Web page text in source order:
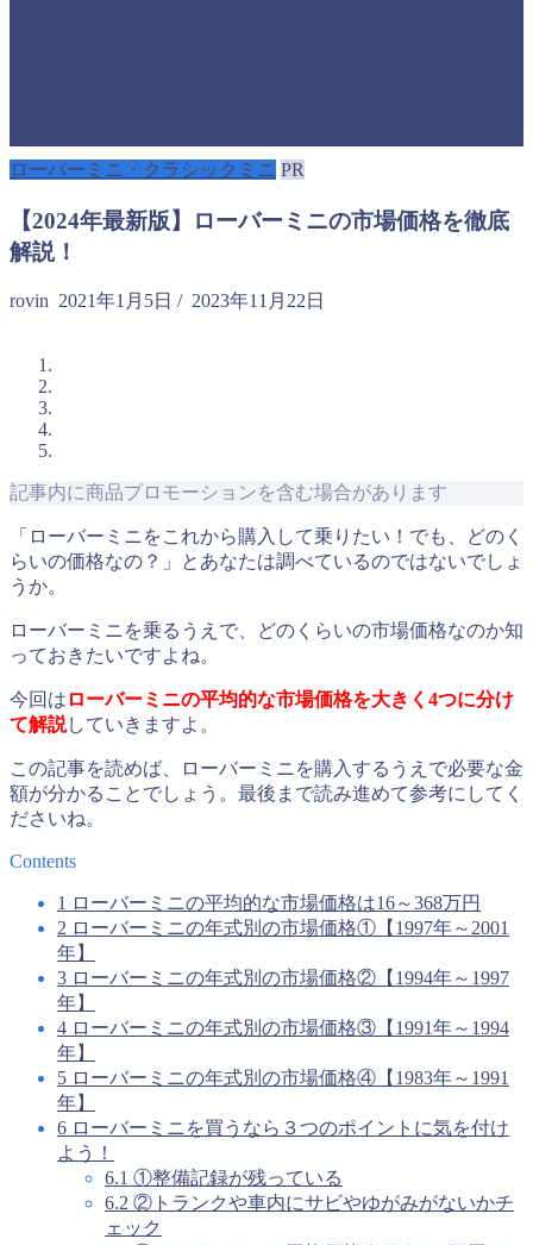
ローバーミニ・クラシックミニ PR
【2024年最新版】ローバーミニの市場価格を徹底
解説！
rovin 2021年1月5日 / 2023年11月22日
記事内に商品プロモーションを含む場合があります
「ローバーミニをこれから購入して乗りたい！でも、どのく
らいの価格なの？」とあなたは調べているのではないでしょ
うか。
ローバーミニを乗るうえで、どのくらいの市場価格なのか知
っておきたいですよね。
今回は ローバーミニの平均的な市場価格を大きく4つに分け
て解説していきますよ。
この記事を読めば、ローバーミニを購入するうえで必要な金
額が分かることでしょう。最後まで読み進めて参考にしてく
ださいね。
Contents
1 ローバーミニの平均的な市場価格は16～368万円
2 ローバーミニの年式別の市場価格①【1997年～2001
年】
3 ローバーミニの年式別の市場価格②【1994年～1997
年】
4 ローバーミニの年式別の市場価格③【1991年～1994
年】
5 ローバーミニの年式別の市場価格④【1983年～1991
年】
6 ローバーミニを買うなら３つのポイントに気を付け
よう！
6.1 ①整備記録が残っている
6.2 ②トランクや車内にサビやゆがみがないかチ
ェック